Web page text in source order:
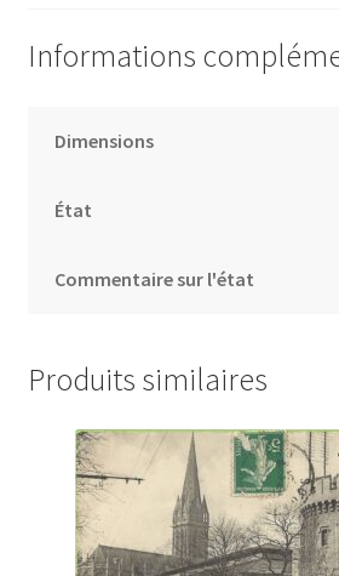
Informations
Dimensions
État
Commentaire sur l'état
Produits similaires